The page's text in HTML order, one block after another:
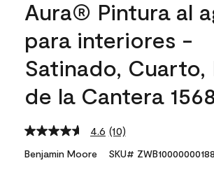
Aura® Pintura al
para interiores -
Satinado, Cuarto,
de la Cantera
4.6 Read
10
Reviews.
(10)
Benjamin Moore SKU#